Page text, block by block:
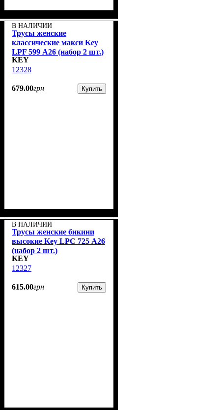
В НАЛИЧИИ
Трусы женские
классические макси Key
LPF 599 А26 (набор 2 шт.)
KEY
12328
679.00грн Купить
В НАЛИЧИИ
Трусы женские бикини
высокие Key LPC 725 А26
(набор 2 шт.)
KEY
12327
615.00грн Купить